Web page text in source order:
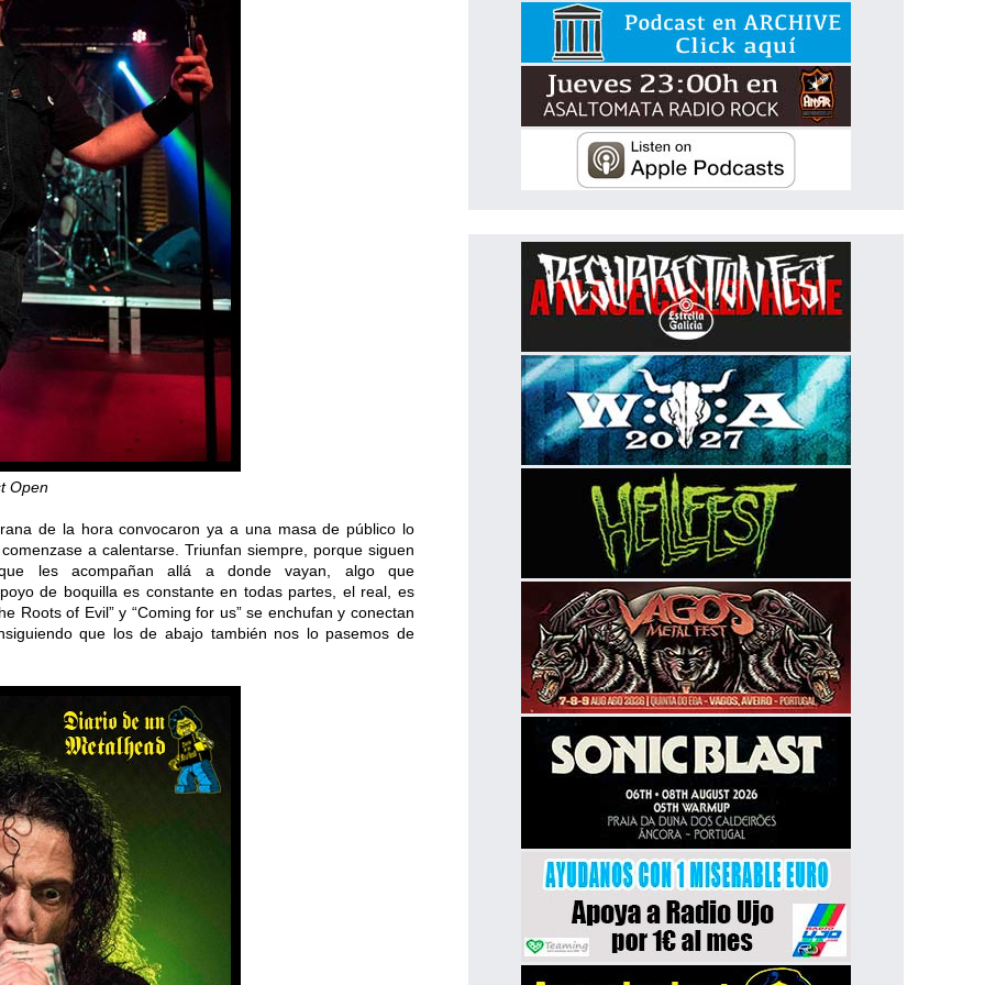
Open
de la hora convocaron ya a una masa de público lo
a calentarse. Triunfan siempre, porque siguen
les acompañan allá a donde vayan, algo que
de boquilla es constante en todas partes, el real, es
Roots of Evil” y “Coming for us” se enchufan y conectan
que los de abajo también nos lo pasemos de